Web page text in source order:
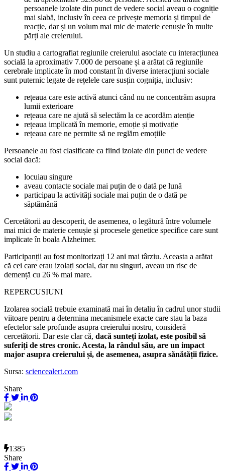
persoanele izolate din punct de vedere social aveau o cogniție
mai slabă, inclusiv în ceea ce privește memoria și timpul de
reacție, dar și un volum mai mic de materie cenușie în multe
părți ale creierului.
Un studiu a cartografiat regiunile creierului asociate cu interacțiunea
socială la aproximativ 7.000 de persoane și a arătat că regiunile
cerebrale implicate în mod constant în diverse interacțiuni sociale
sunt puternic legate de rețelele care susțin cogniția, inclusiv:
rețeaua care este activă atunci când nu ne concentrăm asupra
lumii exterioare
rețeaua care ne ajută să selectăm la ce acordăm atenție
rețeaua implicată în memorie, emoție și motivație
rețeaua care ne permite să ne reglăm emoțiile
Persoanele au fost clasificate ca fiind izolate din punct de vedere
social dacă:
locuiau singure
aveau contacte sociale mai puțin de o dată pe lună
participau la activități sociale mai puțin de o dată pe
săptămână
Cercetătorii au descoperit, de asemenea, o legătură între volumele
mai mici de materie cenușie și procesele genetice specifice care sunt
implicate în boala Alzheimer.
Participanții au fost monitorizați 12 ani mai târziu. Aceasta a arătat
că cei care erau izolați social, dar nu singuri, aveau un risc de
demență cu 26 % mai mare.
REPERCUSIUNI
Izolarea socială trebuie examinată mai în detaliu în cadrul unor studii
viitoare pentru a determina mecanismele exacte care stau la baza
efectelor sale profunde asupra creierului nostru, consideră
cercetătorii. Dar este clar că, dacă sunteți izolat, este posibil să
suferiți de stres cronic. Acesta, la rândul său, are un impact
major asupra creierului și, de asemenea, asupra sănătății fizice.
Sursa: sciencealert.com
Share
1385
Share